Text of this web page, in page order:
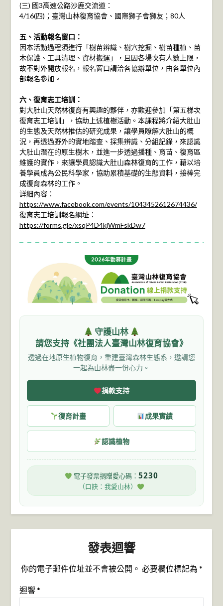
(三) 國3高速公路沙鹿交流道：
4/16(四)；臺灣山林復育協會、國際獅子會獅友；80人
五、活動報名窗口：
因本活動過程須進行「樹苗辨識、樹穴挖掘、樹苗種植、苗
木保護、工具清理、資材搬運」，且因各場次有人數上限，
故不對外開放報名，報名窗口請洽各協辦單位，由各單位內
部報名參加。
六、復育志工培訓：
對大肚山天然林復育有興趣的夥伴，亦歡迎參加「第五梯次
復育志工培訓」，協助上述植樹活動。本課程將介紹大肚山
的生態及天然林推估的研究成果，讓學員瞭解大肚山的概
況，再透過野外的實地踏查、採集辨識、分組記錄，來認識
大肚山潛在的原生樹木，並進一步透過播種、育苗、復育區
維護的實作，來讓學員認識大肚山森林復育的工作，藉以培
養學員成為公民科學家，協助累積基礎的生態資料，接棒完
成復育森林的工作。
詳細內容：
https://www.facebook.com/events/1043452612674436/
復育志工培訓報名網址：
https://forms.gle/xsqP4D4kjWmFskDw7
守護山林
請您支持《社團法人臺灣山林復育協會》
透過在地原生植物復育，重建臺灣森林生態系，邀請您
一起為山林盡一份心力。
捐款支持
復育計畫 成果實績
認識植物
電子發票捐贈愛心碼： 5230
（口訣：我愛山林）
發表迴響
你的電子郵件位址並不會被公開。 必要欄位標記為 *
迴響*